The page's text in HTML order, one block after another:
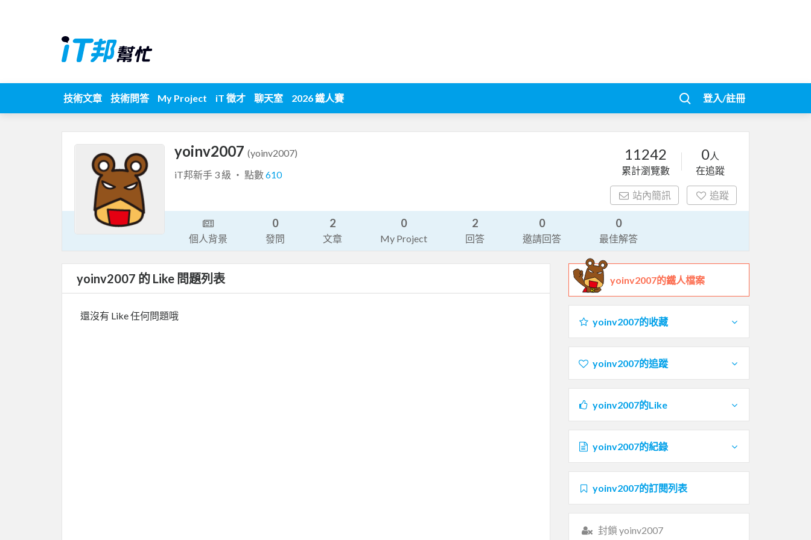
技術文章 技術問答 My Project iT 徵才 聊天室 2026 鐵人賽 登入/註冊
yoinv2007 (yoinv2007)
iT邦新手 3 級 ‧ 點數610
11242
累計瀏覽數
0人
在追蹤
站內簡訊 追蹤
個人背景
0
發問
2
文章
0
My Project
2
回答
0
邀請回答
0
最佳解答
yoinv2007 的 Like 問題列表
還沒有 Like 任何問題哦
yoinv2007的鐵人檔案
yoinv2007的收藏
yoinv2007的追蹤
yoinv2007的Like
yoinv2007的紀錄
yoinv2007的訂閱列表
封鎖 yoinv2007